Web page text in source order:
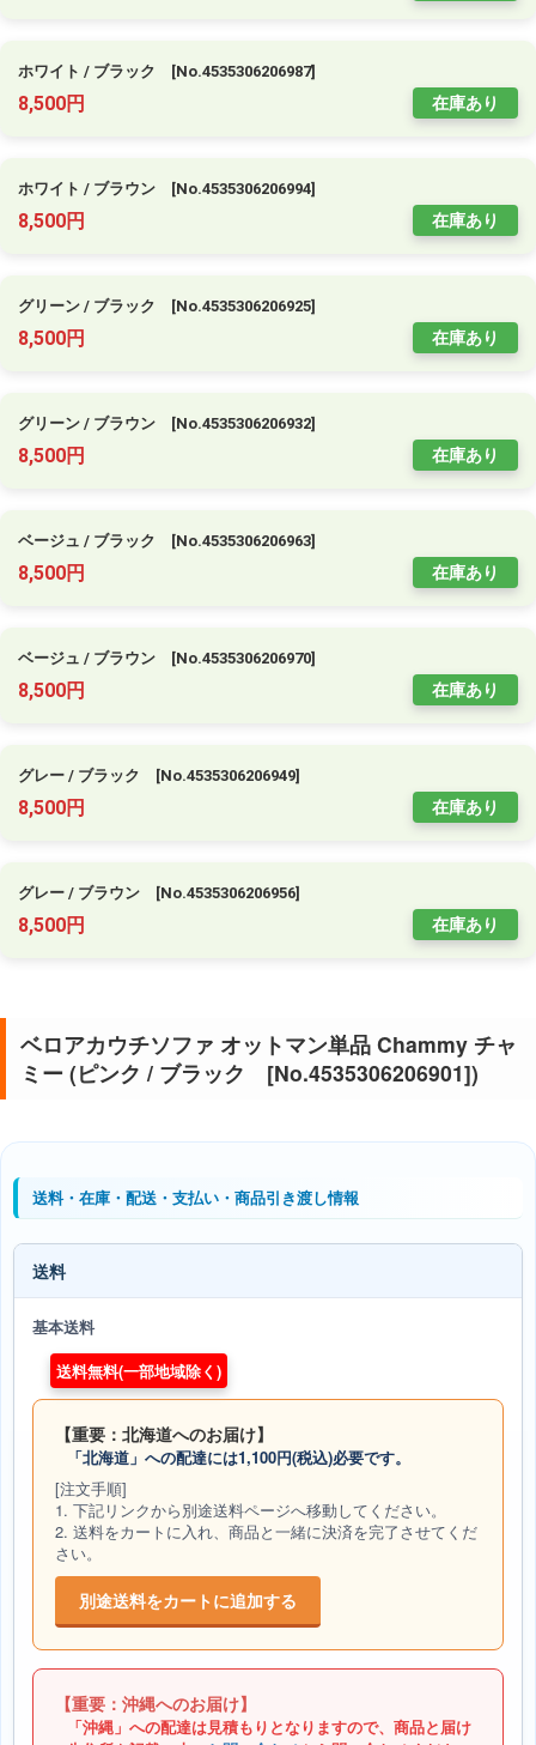
ホワイト / ブラック [No.4535306206987]
8,500円 在庫あり
ホワイト / ブラウン [No.4535306206994]
8,500円 在庫あり
グリーン / ブラック [No.4535306206925]
8,500円 在庫あり
グリーン / ブラウン [No.4535306206932]
8,500円 在庫あり
ベージュ / ブラック [No.4535306206963]
8,500円 在庫あり
ベージュ / ブラウン [No.4535306206970]
8,500円 在庫あり
グレー / ブラック [No.4535306206949]
8,500円 在庫あり
グレー / ブラウン [No.4535306206956]
8,500円 在庫あり
ベロアカウチソファ オットマン単品 Chammy チャ
ミー (ピンク / ブラック [No.4535306206901])
送料・在庫・配送・支払い・商品引き渡し情報
送料
基本送料
送料無料(一部地域除く)
【重要：北海道へのお届け】
「北海道」への配達には1,100円(税込)必要です。
[注文手順]
1. 下記リンクから別途送料ページへ移動してください。
2. 送料をカートに入れ、商品と一緒に決済を完了させてくだ
さい。
別途送料をカートに追加する
【重要：沖縄へのお届け】
「沖縄」への配達は見積もりとなりますので、商品と届け